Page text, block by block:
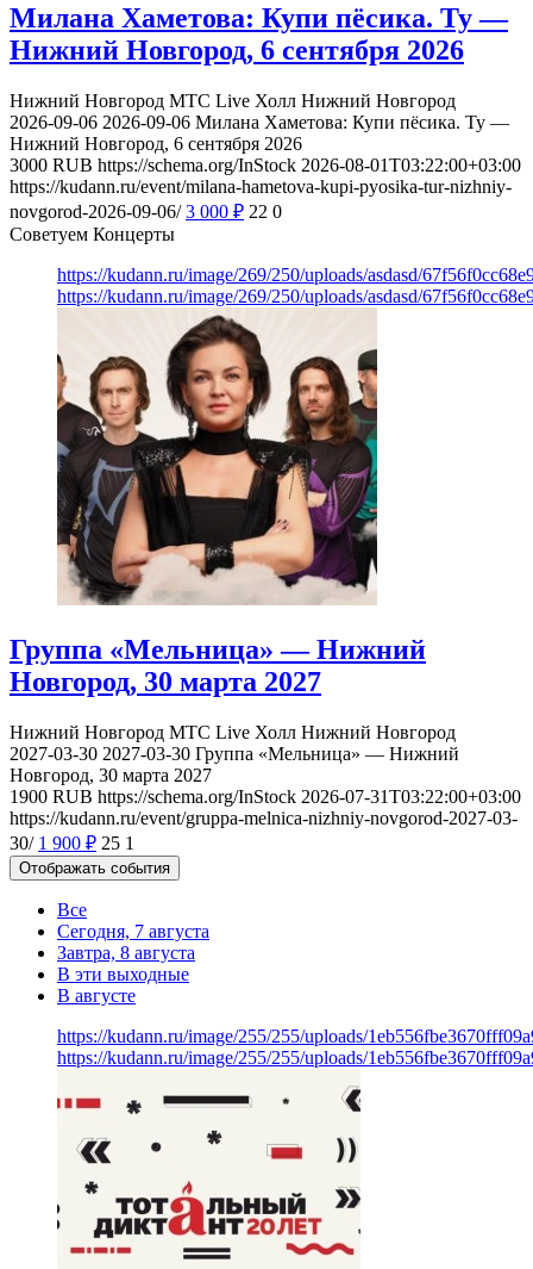
Милана Хаметова: Купи пёсика. Ту —
Нижний Новгород, 6 сентября 2026
Нижний Новгород МТС Live Холл Нижний Новгород
2026-09-06 2026-09-06 Милана Хаметова: Купи пёсика. Ту —
Нижний Новгород, 6 сентября 2026
3000 RUB https://schema.org/InStock 2026-08-01T03:22:00+03:00
https://kudann.ru/event/milana-hametova-kupi-pyosika-tur-nizhniy-
novgorod-2026-09-06/ 3 000 ₽ 22 0
Советуем Концерты
https://kudann.ru/image/269/250/uploads/asdasd/
https://kudann.ru/image/269/250/uploads/asdasd/
Группа «Мельница» — Нижний
Новгород, 30 марта 2027
Нижний Новгород МТС Live Холл Нижний Новгород
2027-03-30 2027-03-30 Группа «Мельница» — Нижний
Новгород, 30 марта 2027
1900 RUB https://schema.org/InStock 2026-07-31T03:22:00+03:00
https://kudann.ru/event/gruppa-melnica-nizhniy-novgorod-2027-03-
30/ 1 900 ₽ 25 1
Отображать события
Все
Сегодня, 7 августа
Завтра, 8 августа
В эти выходные
В августе
https://kudann.ru/image/255/255/uploads/
https://kudann.ru/image/255/255/uploads/